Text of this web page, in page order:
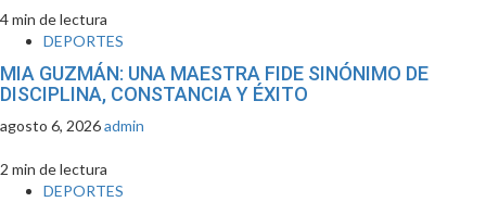
4 min de lectura
DEPORTES
MIA GUZMÁN: UNA MAESTRA FIDE SINÓNIMO DE
DISCIPLINA, CONSTANCIA Y ÉXITO
agosto 6, 2026admin
2 min de lectura
DEPORTES